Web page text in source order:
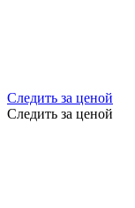
Следить за ценой
Следить за ценой